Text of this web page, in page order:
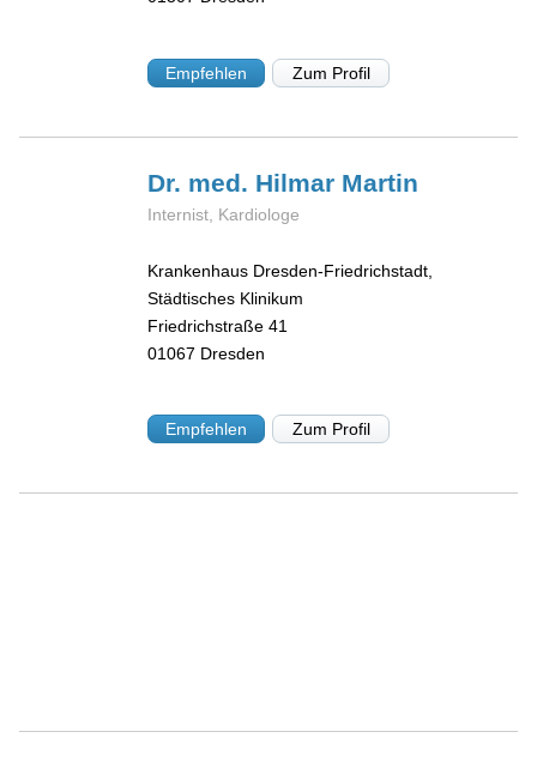
Empfehlen Zum Profil
Dr. med. Hilmar Martin
Internist, Kardiologe
Krankenhaus Dresden-Friedrichstadt,
Städtisches Klinikum
Friedrichstraße 41
01067 Dresden
Empfehlen Zum Profil